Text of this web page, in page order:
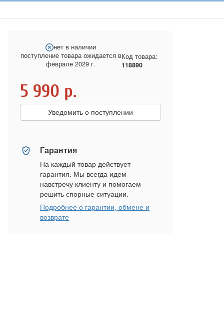
нет в наличии
поступление товара ожидается в
феврале 2029 г.
Код товара:
118890
5 990 р.
Уведомить о поступлении
Гарантия
На каждый товар действует
гарантия. Мы всегда идем
навстречу клиенту и помогаем
решить спорные ситуации.
Подробнее о гарантии, обмене и
возврате